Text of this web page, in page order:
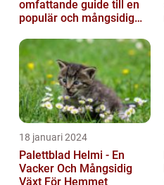
omfattande guide till en
populär och mångsidig
18 januari 2024
Palettblad Helmi - En
Vacker Och Mångsidig
Växt För Hemmet